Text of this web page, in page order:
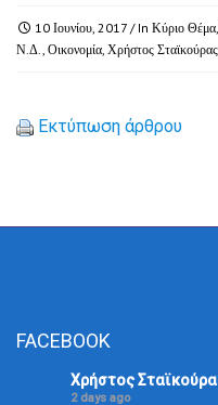
10 Ιουνίου, 2017 / In Κύριο Θέμα,
Ν.Δ., Οικονομία, Χρήστος Σταϊκούρας
Εκτύπωση άρθρου
FACEBOOK
Χρήστος
2 days ago